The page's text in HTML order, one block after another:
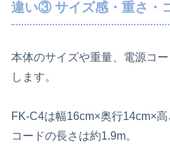
違い③ サイズ感・重さ・
本体のサイズや重量、電源コ
します。
FK‑C4は幅16cm×奥行14cm×
コードの長さは約1.9m。